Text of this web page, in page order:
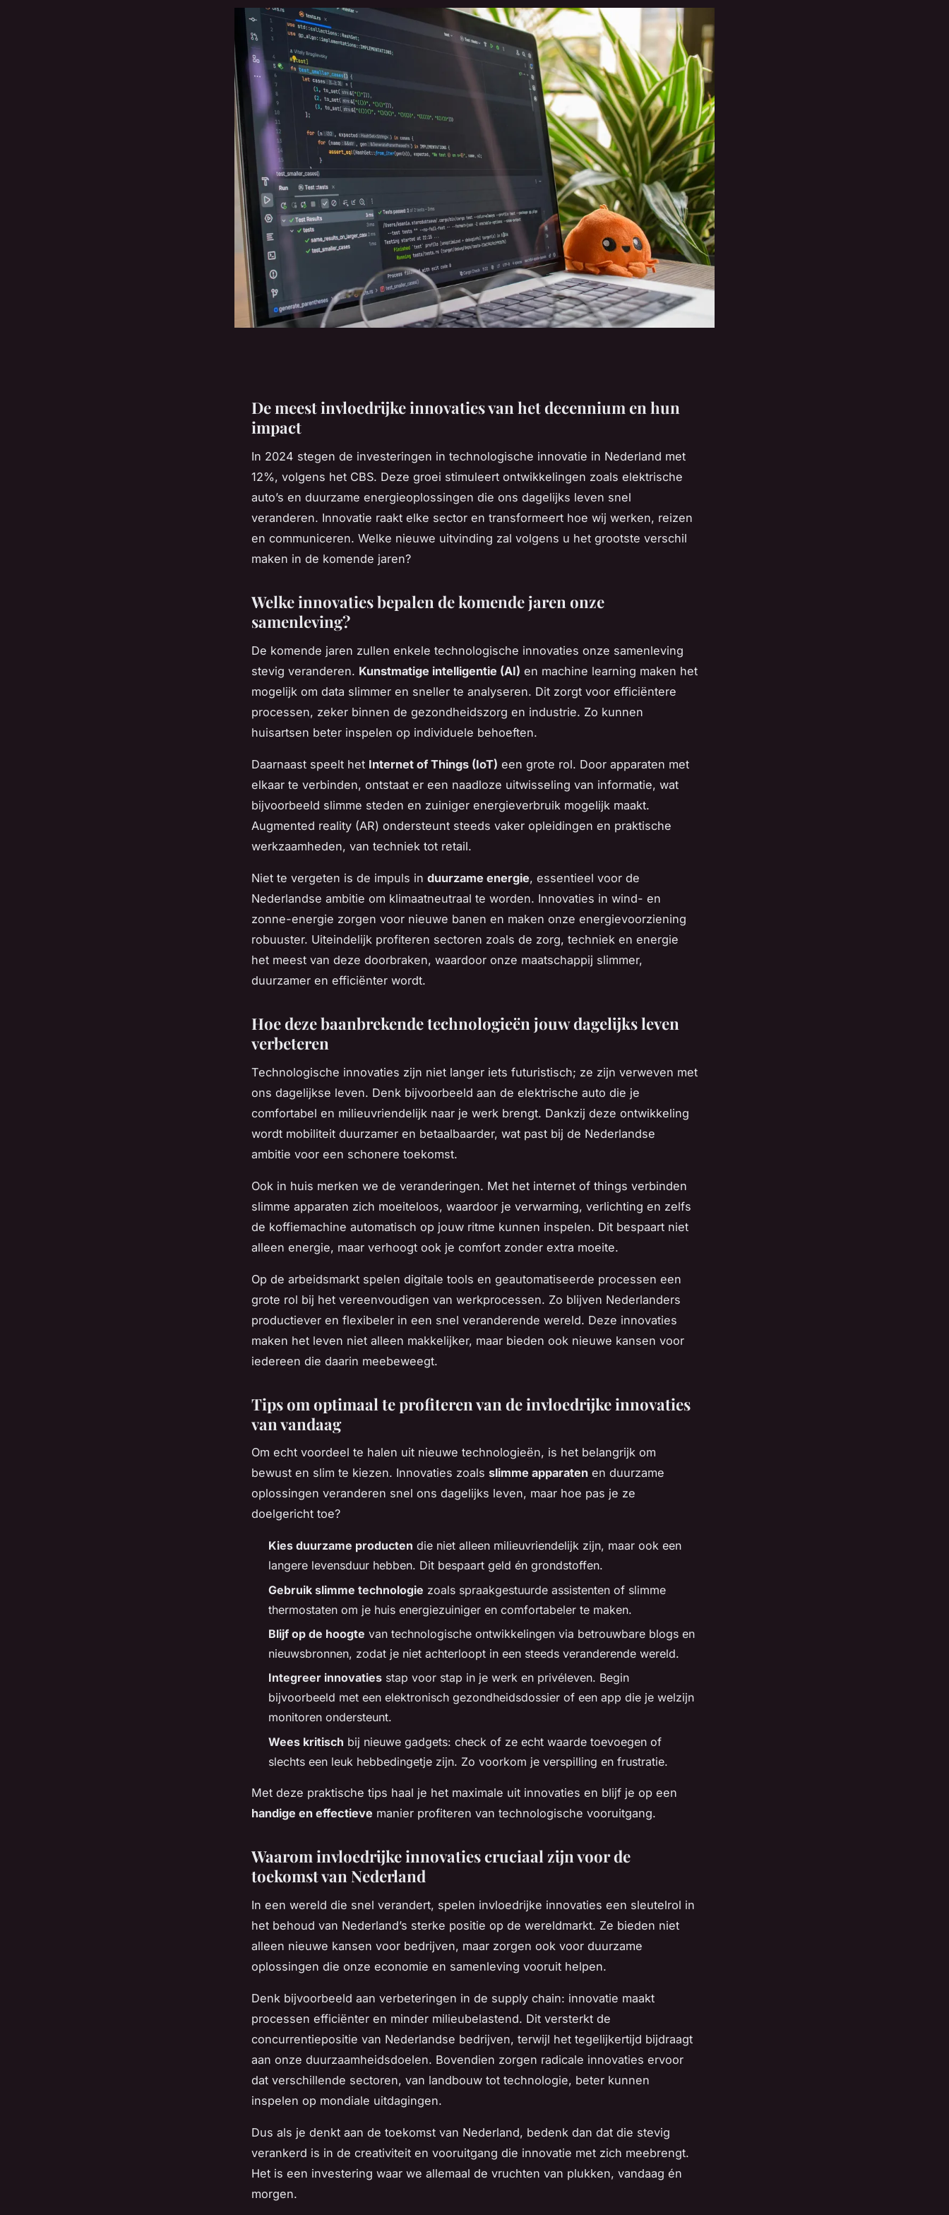
De meest invloedrijke innovaties van het decennium en hun
impact
In 2024 stegen de investeringen in technologische innovatie in Nederland met
12%, volgens het CBS. Deze groei stimuleert ontwikkelingen zoals elektrische
auto’s en duurzame energieoplossingen die ons dagelijks leven snel
veranderen. Innovatie raakt elke sector en transformeert hoe wij werken, reizen
en communiceren. Welke nieuwe uitvinding zal volgens u het grootste verschil
maken in de komende jaren?
Welke innovaties bepalen de komende jaren onze
samenleving?
De komende jaren zullen enkele technologische innovaties onze samenleving
stevig veranderen. Kunstmatige intelligentie (AI) en machine learning maken het
mogelijk om data slimmer en sneller te analyseren. Dit zorgt voor efficiëntere
processen, zeker binnen de gezondheidszorg en industrie. Zo kunnen
huisartsen beter inspelen op individuele behoeften.
Daarnaast speelt het Internet of Things (IoT) een grote rol. Door apparaten met
elkaar te verbinden, ontstaat er een naadloze uitwisseling van informatie, wat
bijvoorbeeld slimme steden en zuiniger energieverbruik mogelijk maakt.
Augmented reality (AR) ondersteunt steeds vaker opleidingen en praktische
werkzaamheden, van techniek tot retail.
Niet te vergeten is de impuls in duurzame energie, essentieel voor de
Nederlandse ambitie om klimaatneutraal te worden. Innovaties in wind- en
zonne-energie zorgen voor nieuwe banen en maken onze energievoorziening
robuuster. Uiteindelijk profiteren sectoren zoals de zorg, techniek en energie
het meest van deze doorbraken, waardoor onze maatschappij slimmer,
duurzamer en efficiënter wordt.
Hoe deze baanbrekende technologieën jouw dagelijks leven
verbeteren
Technologische innovaties zijn niet langer iets futuristisch; ze zijn verweven met
ons dagelijkse leven. Denk bijvoorbeeld aan de elektrische auto die je
comfortabel en milieuvriendelijk naar je werk brengt. Dankzij deze ontwikkeling
wordt mobiliteit duurzamer en betaalbaarder, wat past bij de Nederlandse
ambitie voor een schonere toekomst.
Ook in huis merken we de veranderingen. Met het internet of things verbinden
slimme apparaten zich moeiteloos, waardoor je verwarming, verlichting en zelfs
de koffiemachine automatisch op jouw ritme kunnen inspelen. Dit bespaart niet
alleen energie, maar verhoogt ook je comfort zonder extra moeite.
Op de arbeidsmarkt spelen digitale tools en geautomatiseerde processen een
grote rol bij het vereenvoudigen van werkprocessen. Zo blijven Nederlanders
productiever en flexibeler in een snel veranderende wereld. Deze innovaties
maken het leven niet alleen makkelijker, maar bieden ook nieuwe kansen voor
iedereen die daarin meebeweegt.
Tips om optimaal te profiteren van de invloedrijke innovaties
van vandaag
Om echt voordeel te halen uit nieuwe technologieën, is het belangrijk om
bewust en slim te kiezen. Innovaties zoals slimme apparaten en duurzame
oplossingen veranderen snel ons dagelijks leven, maar hoe pas je ze
doelgericht toe?
Kies duurzame producten die niet alleen milieuvriendelijk zijn, maar ook een
langere levensduur hebben. Dit bespaart geld én grondstoffen.
Gebruik slimme technologie zoals spraakgestuurde assistenten of slimme
thermostaten om je huis energiezuiniger en comfortabeler te maken.
Blijf op de hoogte van technologische ontwikkelingen via betrouwbare blogs en
nieuwsbronnen, zodat je niet achterloopt in een steeds veranderende wereld.
Integreer innovaties stap voor stap in je werk en privéleven. Begin
bijvoorbeeld met een elektronisch gezondheidsdossier of een app die je welzijn
monitoren ondersteunt.
Wees kritisch bij nieuwe gadgets: check of ze echt waarde toevoegen of
slechts een leuk hebbedingetje zijn. Zo voorkom je verspilling en frustratie.
Met deze praktische tips haal je het maximale uit innovaties en blijf je op een
handige en effectieve manier profiteren van technologische vooruitgang.
Waarom invloedrijke innovaties cruciaal zijn voor de
toekomst van Nederland
In een wereld die snel verandert, spelen invloedrijke innovaties een sleutelrol in
het behoud van Nederland’s sterke positie op de wereldmarkt. Ze bieden niet
alleen nieuwe kansen voor bedrijven, maar zorgen ook voor duurzame
oplossingen die onze economie en samenleving vooruit helpen.
Denk bijvoorbeeld aan verbeteringen in de supply chain: innovatie maakt
processen efficiënter en minder milieubelastend. Dit versterkt de
concurrentiepositie van Nederlandse bedrijven, terwijl het tegelijkertijd bijdraagt
aan onze duurzaamheidsdoelen. Bovendien zorgen radicale innovaties ervoor
dat verschillende sectoren, van landbouw tot technologie, beter kunnen
inspelen op mondiale uitdagingen.
Dus als je denkt aan de toekomst van Nederland, bedenk dan dat die stevig
verankerd is in de creativiteit en vooruitgang die innovatie met zich meebrengt.
Het is een investering waar we allemaal de vruchten van plukken, vandaag én
morgen.